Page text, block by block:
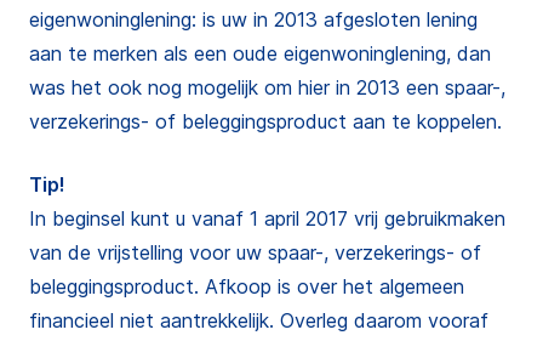
eigenwoninglening: is uw in 2013 afgesloten lening
aan te merken als een oude eigenwoninglening, dan
was het ook nog mogelijk om hier in 2013 een spaar-,
verzekerings- of beleggingsproduct aan te koppelen.
Tip!
In beginsel kunt u vanaf 1 april 2017 vrij gebruikmaken
van de vrijstelling voor uw spaar-, verzekerings- of
beleggingsproduct. Afkoop is over het algemeen
financieel niet aantrekkelijk. Overleg daarom vooraf